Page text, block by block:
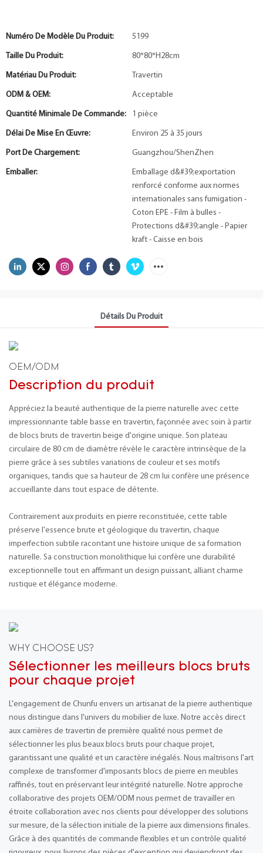
Numéro De Modèle Du Produit: 5199
Taille Du Produit: 80*80*H28cm
Matériau Du Produit: Travertin
ODM & OEM: Acceptable
Quantité Minimale De Commande: 1 pièce
Délai De Mise En Œuvre: Environ 25 à 35 jours
Port De Chargement: Guangzhou/ShenZhen
Emballer:
Emballage d&#39;exportation
renforcé conforme aux normes
internationales sans fumigation -
Coton EPE - Film à bulles -
Protections d&#39;angle - Papier
kraft - Caisse en bois
Détails Du Produit
OEM/ODM
Description du produit
Appréciez la beauté authentique de la pierre naturelle avec cette
impressionnante table basse en travertin, façonnée avec soin à partir
de blocs bruts de travertin beige d'origine unique. Son plateau
circulaire de 80 cm de diamètre révèle le caractère intrinsèque de la
pierre grâce à ses subtiles variations de couleur et ses motifs
organiques, tandis que sa hauteur de 28 cm lui confère une présence
accueillante dans tout espace de détente.
Contrairement aux produits en pierre reconstituée, cette table
préserve l'essence brute et géologique du travertin, chaque
imperfection subtile racontant une histoire unique de sa formation
naturelle. Sa construction monolithique lui confère une durabilité
exceptionnelle tout en affirmant un design puissant, alliant charme
rustique et élégance moderne.
WHY CHOOSE US?
Sélectionner les meilleurs blocs bruts
pour chaque projet
L'engagement de Chunfu envers un artisanat de la pierre authentique
nous distingue dans l'univers du mobilier de luxe. Notre accès direct
aux carrières de travertin de première qualité nous permet de
sélectionner les plus beaux blocs bruts pour chaque projet,
garantissant une qualité et un caractère inégalés. Nous maîtrisons l'art
complexe de transformer d'imposants blocs de pierre en meubles
raffinés, tout en préservant leur intégrité naturelle. Notre approche
collaborative des projets OEM/ODM nous permet de travailler en
étroite collaboration avec nos clients pour développer des solutions
sur mesure, de la sélection initiale de la pierre aux dimensions finales.
Grâce à des quantités de commande flexibles et un contrôle qualité